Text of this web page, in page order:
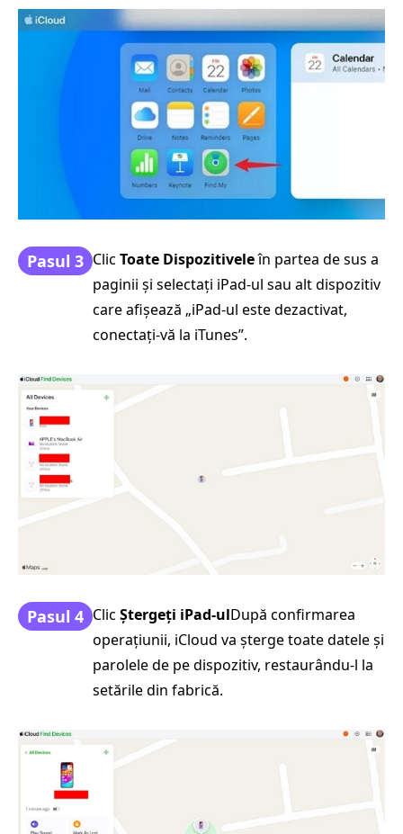
Pasul 3 Clic Toate Dispozitiveleîn partea de sus a
paginii și selectați iPad-ul sau alt dispozitiv
care afișează „iPad-ul este dezactivat,
conectați-vă la iTunes”.
Pasul 4 Clic Ștergeți iPad-ulDupă confirmarea
operațiunii, iCloud va șterge toate datele și
parolele de pe dispozitiv, restaurându-l la
setările din fabrică.